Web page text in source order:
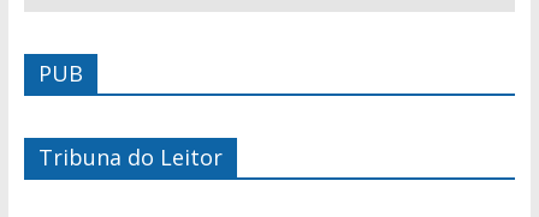
PUB
Tribuna do Leitor